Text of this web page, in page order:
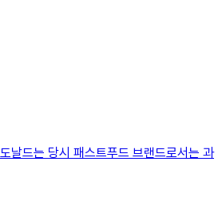
날드는 당시 패스트푸드 브랜드로서는 과